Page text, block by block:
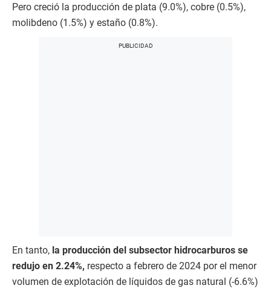
Pero creció la producción de plata (9.0%), cobre (0.5%),
molibdeno (1.5%) y estaño (0.8%).
En tanto, la producción del subsector hidrocarburos se
redujo en 2.24%, respecto a febrero de 2024 por el menor
volumen de explotación de líquidos de gas natural (-6.6%)